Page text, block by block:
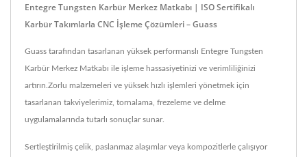
Entegre Tungsten Karbür Merkez Matkabı | ISO Sertifikalı
Karbür Takımlarla CNC İşleme Çözümleri – Guass
Guass tarafından tasarlanan yüksek performanslı Entegre Tungsten
Karbür Merkez Matkabı ile işleme hassasiyetinizi ve verimliliğinizi
artırın.Zorlu malzemeleri ve yüksek hızlı işlemleri yönetmek için
tasarlanan takviyelerimiz, tornalama, frezeleme ve delme
uygulamalarında tutarlı sonuçlar sunar.
Sertleştirilmiş çelik, paslanmaz alaşımlar veya kompozitlerle çalışıyor